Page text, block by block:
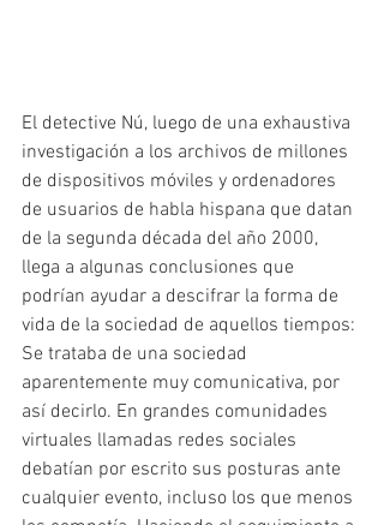
El detective Nú, luego de una exhaustiva
investigación a los archivos de millones
de dispositivos móviles y ordenadores
de usuarios de habla hispana que datan
de la segunda década del año 2000,
llega a algunas conclusiones que
podrían ayudar a descifrar la forma de
vida de la sociedad de aquellos tiempos:
Se trataba de una sociedad
aparentemente muy comunicativa, por
así decirlo. En grandes comunidades
virtuales llamadas redes sociales
debatían por escrito sus posturas ante
cualquier evento, incluso los que menos